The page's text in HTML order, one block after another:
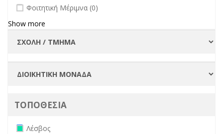
undefined
Φοιτητική Μέριμνα (0)
Show more
ΤΟΠΟΘΕΣΙΑ
Remove Λέσβος filter
Λέσβος